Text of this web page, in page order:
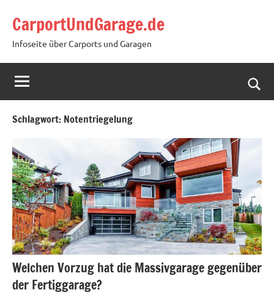
Inhalt
springen
CarportUndGarage.de
Infoseite über Carports und Garagen
Schlagwort: Notentriegelung
Welchen Vorzug hat die Massivgarage gegenüber
der Fertiggarage?